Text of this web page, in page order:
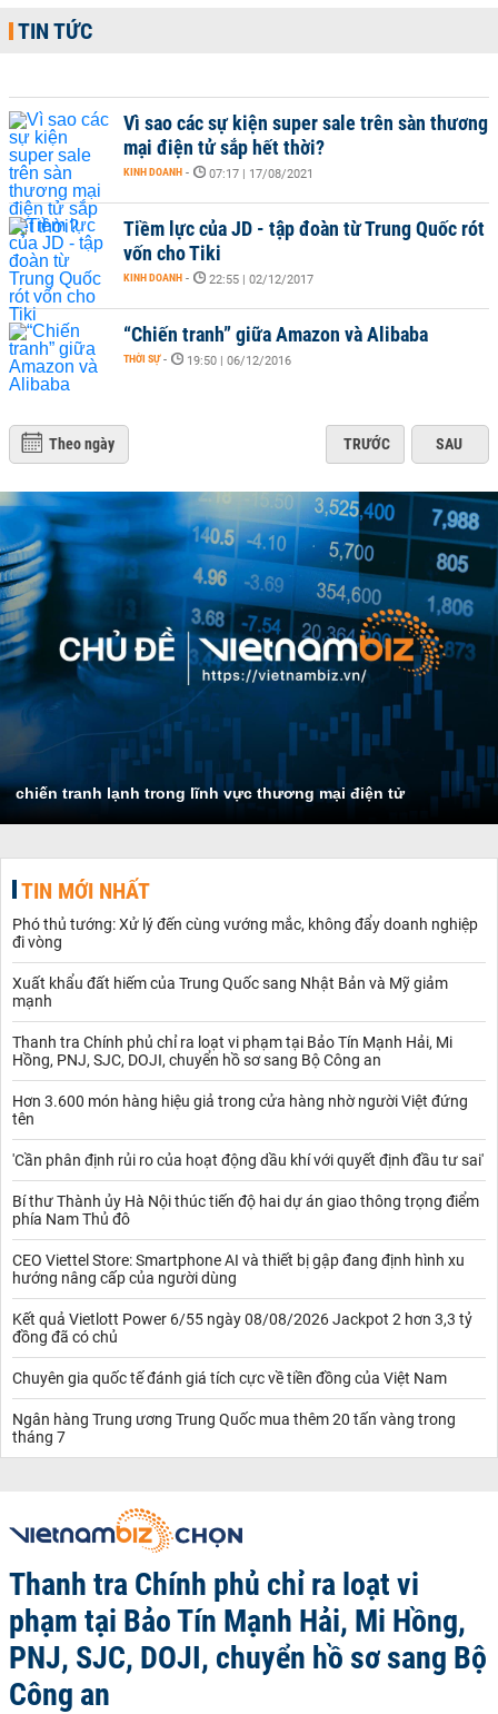
TIN TỨC
Vì sao các sự kiện super sale trên sàn thương
mại điện tử sắp hết thời?
KINH DOANH - 07:17 | 17/08/2021
Tiềm lực của JD - tập đoàn từ Trung Quốc rót
vốn cho Tiki
KINH DOANH - 22:55 | 02/12/2017
“Chiến tranh” giữa Amazon và Alibaba
THỜI SỰ - 19:50 | 06/12/2016
Theo ngày TRƯỚC SAU
chiến tranh lạnh trong lĩnh vực thương mại điện tử
TIN MỚI NHẤT
Phó thủ tướng: Xử lý đến cùng vướng mắc, không đẩy doanh nghiệp
đi vòng
Xuất khẩu đất hiếm của Trung Quốc sang Nhật Bản và Mỹ giảm
mạnh
Thanh tra Chính phủ chỉ ra loạt vi phạm tại Bảo Tín Mạnh Hải, Mi
Hồng, PNJ, SJC, DOJI, chuyển hồ sơ sang Bộ Công an
Hơn 3.600 món hàng hiệu giả trong cửa hàng nhờ người Việt đứng
tên
'Cần phân định rủi ro của hoạt động dầu khí với quyết định đầu tư sai'
Bí thư Thành ủy Hà Nội thúc tiến độ hai dự án giao thông trọng điểm
phía Nam Thủ đô
CEO Viettel Store: Smartphone AI và thiết bị gập đang định hình xu
hướng nâng cấp của người dùng
Kết quả Vietlott Power 6/55 ngày 08/08/2026 Jackpot 2 hơn 3,3 tỷ
đồng đã có chủ
Chuyên gia quốc tế đánh giá tích cực về tiền đồng của Việt Nam
Ngân hàng Trung ương Trung Quốc mua thêm 20 tấn vàng trong
tháng 7
Thanh tra Chính phủ chỉ ra loạt vi
phạm tại Bảo Tín Mạnh Hải, Mi Hồng,
PNJ, SJC, DOJI, chuyển hồ sơ sang Bộ
Công an